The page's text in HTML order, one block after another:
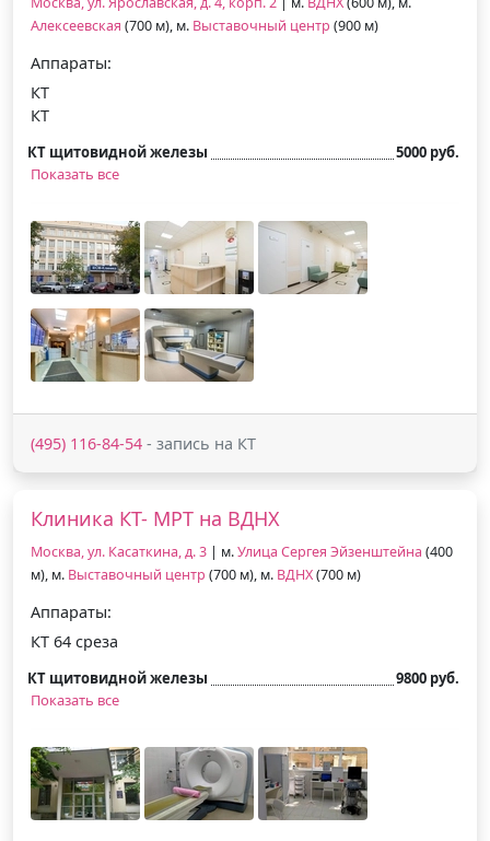
Алексеевская (700 м), м. Выставочный центр (900 м)
Аппараты:
КТ
КТ
КТ щитовидной железы
5000 руб.
Показать все
(495) 116-84-54 - запись на КТ
Клиника КТ- МРТ на ВДНХ
Москва, ул. Касаткина, д. 3 | м.Улица Сергея Эйзенштейна (400
м), м. Выставочный центр (700 м), м. ВДНХ(700 м)
Аппараты:
КТ 64 среза
КТ щитовидной железы
9800 руб.
Показать все